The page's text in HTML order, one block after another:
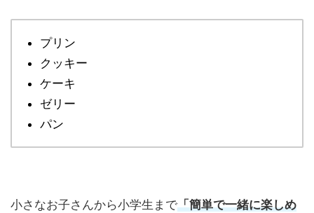
プリン
クッキー
ケーキ
ゼリー
パン
小さなお子さんから小学生まで「簡単で一緒に楽しめ